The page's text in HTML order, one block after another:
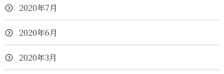
2020年7月
2020年6月
2020年3月